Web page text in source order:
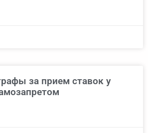
за прием ставок у